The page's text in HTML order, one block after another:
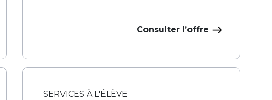
Consulter l’offre
SERVICES À L'ÉLÈVE